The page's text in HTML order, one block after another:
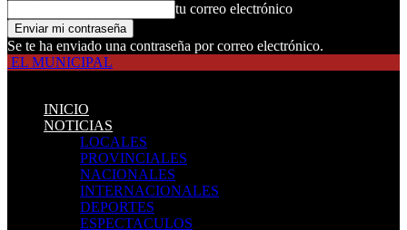
tu correo electrónico
Se te ha enviado una contraseña por correo electrónico.
EL MUNICIPAL
INICIO
NOTICIAS
LOCALES
PROVINCIALES
NACIONALES
INTERNACIONALES
DEPORTES
ESPECTACULOS